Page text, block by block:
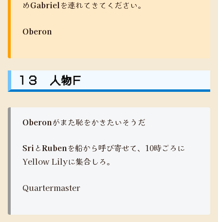
めGabrielを連れてきてください。
Oberon
１３ 人物Ｆ
Oberonがまた恥をかきたいそうだ
Sri とRubenを船から呼び寄せて、10時ごろに
Yellow Lilyに集合しろ。
Quartermaster